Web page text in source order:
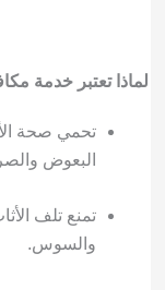
لماذا تعتبر خدمة
تحمي صحة
البعوض
تمنع تلف
والسوس.